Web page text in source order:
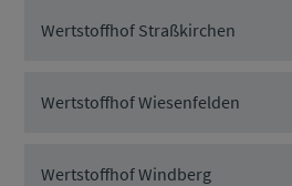
Wertstoffhof Straßkirchen
Wertstoffhof Wiesenfelden
Wertstoffhof Windberg